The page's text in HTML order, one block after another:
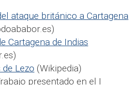
ataque británico a Cartagena
Cartagena de Indias
de Lezo (Wikipedia)
presentado en el I